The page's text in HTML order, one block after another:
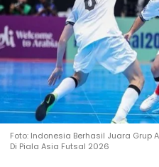
Foto: Indonesia Berhasil Juara Grup
Di Piala Asia Futsal 2026
Kunjungi Website